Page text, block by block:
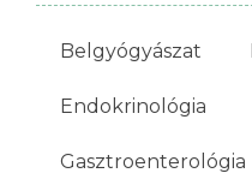
Belgyógyászat
Endokrinológia
Gasztroenterológia